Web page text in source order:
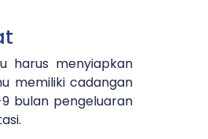
harus menyiapkan
memiliki cadangan
bulan pengeluaran